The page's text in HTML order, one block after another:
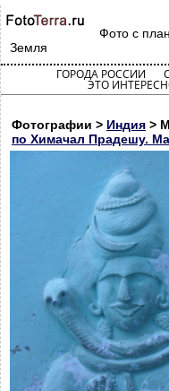
Фото с
Земля
ГОРОДА РОССИИ
ЭТО
Фотографии > Индия >
по Химачал Прадешу.